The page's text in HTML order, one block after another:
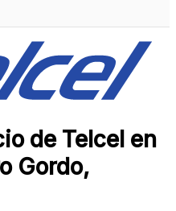
de Telcel en
Gordo,